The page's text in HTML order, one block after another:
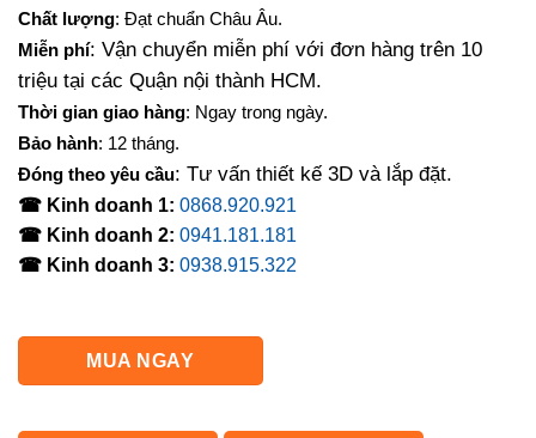
Chất lượng: Đạt chuẩn Châu Âu.
Miễn phí: Vận chuyển miễn phí với đơn hàng trên 10
triệu tại các Quận nội thành HCM.
Thời gian giao hàng: Ngay trong ngày.
Bảo hành: 12 tháng.
Đóng theo yêu cầu: Tư vấn thiết kế 3D và lắp đặt.
☎ Kinh doanh 1: 0868.920.921
☎ Kinh doanh 2: 0941.181.181
☎ Kinh doanh 3: 0938.915.322
MUA NGAY